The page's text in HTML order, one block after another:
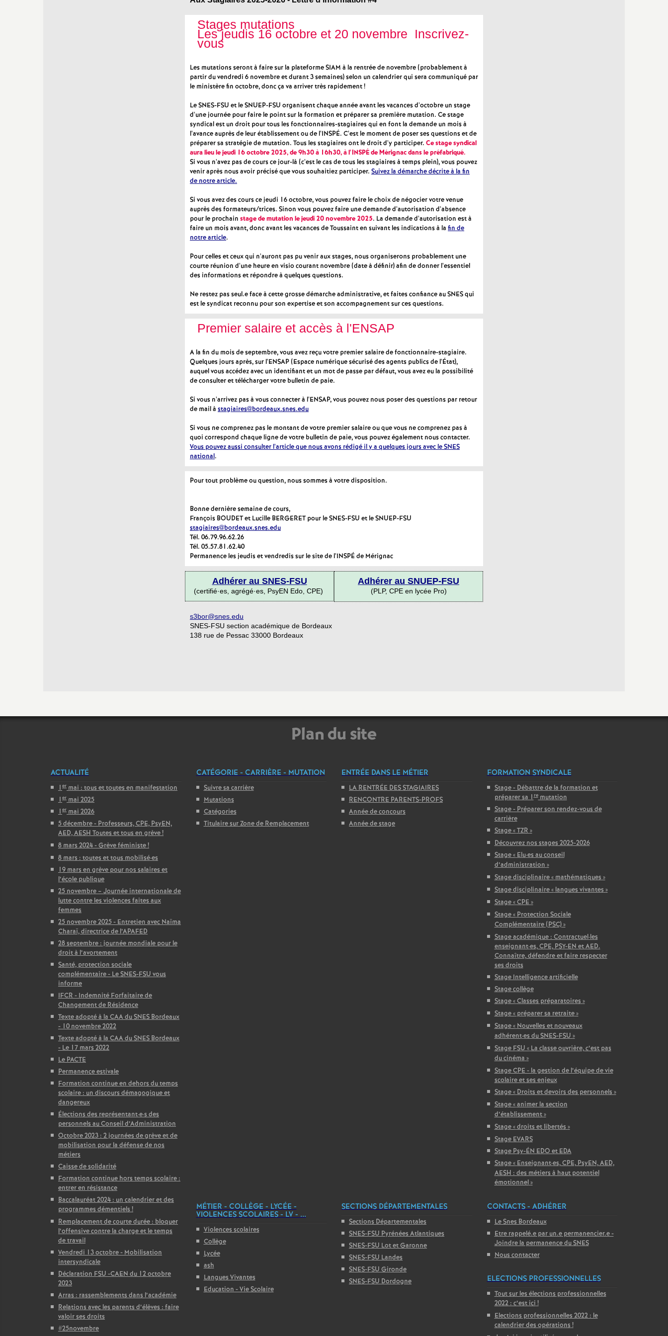
s
E
n
s
e
i
g
n
m
e
t
s
d
e
S
o
n
d
d
e
g
O
l
é
a
Stages mutations
Les jeudis 16 octobre et 20 novembre Inscrivez-
vous
Les mutations seront à faire sur la plateforme SIAM à la rentrée de novembre (probablement à
partir du vendredi 6 novembre et durant 3 semaines) selon un calendrier qui sera communiqué par
le ministère fin octobre, donc ça va arriver très rapidement !
Le SNES-FSU et le SNUEP-FSU organisent chaque année avant les vacances d'octobre un stage
d'une journée pour faire le point sur la formation et préparer sa première mutation. Ce stage
syndical est un droit pour tous les fonctionnaires-stagiaires qui en font la demande un mois à
l'avance auprès de leur établissement ou de l'INSPÉ. C'est le moment de poser ses questions et de
préparer sa stratégie de mutation. Tous les stagiaires ont le droit d'y participer. Ce stage syndical
aura lieu le jeudi 16 octobre 2025, de 9h30 à 16h30, à l'INSPÉ de Mérignac dans le préfabriqué.
Si vous n'avez pas de cours ce jour-là (c'est le cas de tous les stagiaires à temps plein), vous pouvez
venir après nous avoir précisé que vous souhaitiez participer. Suivez la démarche décrite à la fin
de notre article.
Si vous avez des cours ce jeudi 16 octobre, vous pouvez faire le choix de négocier votre venue
auprès des formateurs/trices. Sinon vous pouvez faire une demande d'autorisation d'absence
pour le prochain stage de mutation le jeudi 20 novembre 2025. La demande d'autorisation est à
faire un mois avant, donc avant les vacances de Toussaint en suivant les indications à la fin de
notre article.
Pour celles et ceux qui n'auront pas pu venir aux stages, nous organiserons probablement une
courte réunion d'une heure en visio courant novembre (date à définir) afin de donner l'essentiel
des informations et répondre à quelques questions.
Ne restez pas seul.e face à cette grosse démarche administrative, et faites confiance au SNES qui
est le syndicat reconnu pour son expertise et son accompagnement sur ces questions.
Premier salaire et accès à l'ENSAP
A la fin du mois de septembre, vous avez reçu votre premier salaire de fonctionnaire-stagiaire.
Quelques jours après, sur l'ENSAP (Espace numérique sécurisé des agents publics de l'État),
auquel vous accédez avec un identifiant et un mot de passe par défaut, vous avez eu la possibilité
de consulter et télécharger votre bulletin de paie.
Si vous n'arrivez pas à vous connecter à l'ENSAP, vous pouvez nous poser des questions par retour
de mail à stagiaires@bordeaux.snes.edu
Si vous ne comprenez pas le montant de votre premier salaire ou que vous ne comprenez pas à
quoi correspond chaque ligne de votre bulletin de paie, vous pouvez également nous contacter.
Vous pouvez aussi consulter l'article que nous avons rédigé il y a quelques jours avec le SNES
national.
Pour tout problème ou question, nous sommes à votre disposition.
Bonne dernière semaine de cours,
François BOUDET et Lucille BERGERET pour le SNES-FSU et le SNUEP-FSU
stagiaires@bordeaux.snes.edu
Tél. 06.79.96.62.26
Tél. 05.57.81.62.40
Permanence les jeudis et vendredis sur le site de l'INSPÉ de Mérignac
Adhérer au SNES-FSU
(certifié·es, agrégé·es, PsyEN Edo, CPE)
Adhérer au SNUEP-FSU
(PLP, CPE en lycée Pro)
s3bor@snes.edu
SNES-FSU section académique de Bordeaux
138 rue de Pessac 33000 Bordeaux
Plan du site
ACTUALITÉ
1ermai : tous et toutes en manifestation
1ermai 2025
1ermai 2026
5 décembre - Professeurs, CPE, PsyEN,
AED, AESH Toutes et tous en grève!
8 mars 2024 - Grève féministe!
8 mars : toutes et tous mobilisé·es
19 mars en grève pour nos salaires et
l’école publique
25 novembre – Journée internationale de
lutte contre les violences faites aux
femmes
25 novembre 2025 - Entretien avec Naïma
Charaï, directrice de l’APAFED
28 septembre : journée mondiale pour le
droit à l’avortement
Santé, protection sociale
complémentaire - Le SNES-FSU vous
informe
IFCR - Indemnité Forfaitaire de
Changement de Résidence
Texte adopté à la CAA du SNES Bordeaux
- 10 novembre 2022
Texte adopté à la CAA du SNES Bordeaux
- Le 17 mars 2022
Le PACTE
Permanence estivale
Formation continue en dehors du temps
scolaire : un discours démagogique et
dangereux
Élections des représentant·e·s des
personnels au Conseil d’Administration
Octobre 2023 : 2 journées de grève et de
mobilisation pour la défense de nos
métiers
Caisse de solidarité
Formation continue hors temps scolaire :
entrer en résistance
Baccalauréat 2024 : un calendrier et des
programmes démentiels!
Remplacement de courte durée : bloquer
l’offensive contre la charge et le temps
de travail
Vendredi 13 octobre - Mobilisation
intersyndicale
Déclaration FSU -CAEN du 12 octobre
2023
Arras : rassemblements dans l’académie
Relations avec les parents d’élèves : faire
valoir ses droits
#25novembre
CATÉGORIE - CARRIÈRE - MUTATION
Suivre sa carrière
Mutations
Catégories
Titulaire sur Zone de Remplacement
ENTRÉE DANS LE MÉTIER
LA RENTRÉE DES STAGIAIRES
RENCONTRE PARENTS-PROFS
Année de concours
Année de stage
FORMATION SYNDICALE
Stage - Débattre de la formation et
préparer sa 1remutation
Stage - Préparer son rendez-vous de
carrière
Stage «TZR»
Découvrez nos stages 2025-2026
Stage «Elu·es au conseil
d’administration»
Stage disciplinaire «mathématiques»
Stage disciplinaire «langues vivantes»
Stage «CPE»
Stage «Protection Sociale
Complémentaire (PSC)»
Stage académique : Contractuel·les
enseignant·es, CPE, PSY-EN et AED.
Connaître, défendre et faire respecter
ses droits
Stage Intelligence artificielle
Stage collège
Stage «Classes préparatoires»
Stage «préparer sa retraite»
Stage «Nouvelles et nouveaux
adhérent·es du SNES-FSU»
Stage FSU «La classe ouvrière, c’est pas
du cinéma»
Stage CPE - la gestion de l’équipe de vie
scolaire et ses enjeux
Stage «Droits et devoirs des personnels»
Stage «animer la section
d’établissement»
Stage «droits et libertés»
Stage EVARS
Stage Psy-ÉN EDO et EDA
Stage «Enseignant·es, CPE, PsyEN, AED,
AESH : des métiers à haut potentiel
émotionnel»
MÉTIER - COLLÈGE - LYCÉE -
VIOLENCES SCOLAIRES - LV - ...
Violences scolaires
Collège
Lycée
ash
Langues Vivantes
Education - Vie Scolaire
SECTIONS DÉPARTEMENTALES
Sections Départementales
SNES-FSU Pyrénées Atlantiques
SNES-FSU Lot et Garonne
SNES-FSU Landes
SNES-FSU Gironde
SNES-FSU Dordogne
CONTACTS - ADHÉRER
Le Snes Bordeaux
Etre rappelé.e par un.e permanencier.e -
Joindre la permanence du SNES
Nous contacter
ELECTIONS PROFESSIONNELLES
Tout sur les élections professionnelles
2022 : c’est ici!
Elections professionnelles 2022 : le
calendrier des opérations!